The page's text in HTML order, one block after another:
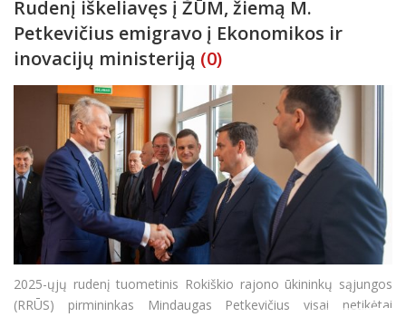
Rudenį iškeliavęs į ŽŪM, žiemą M.
Petkevičius emigravo į Ekonomikos ir
inovacijų ministeriją (0)
2025-ųjų rudenį tuometinis Rokiškio rajono ūkininkų sąjungos
(RRŪS) pirmininkas Mindaugas Petkevičius visai netikėtai